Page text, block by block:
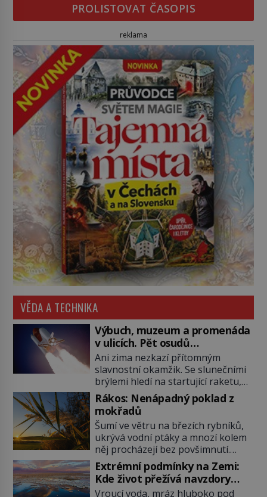
PROLISTOVAT ČASOPIS
reklama
VĚDA A TECHNIKA
Výbuch, muzeum a promenáda
v ulicích. Pět osudů
nejslavnějších raketoplánů
Ani zima nezkazí přítomným
slavnostní okamžik. Se slunečními
brýlemi hledí na startující raketu,
která má do vesmíru vynést kromě
posádky také obyčejnou učitelku.
Po několika sekundách všem
ztuhnou úsměvy, stroj totiž
exploduje. Jejich konstrukce není
z levného kraje, daňové poplatníky
stojí miliardy dolarů. Na druhou
stranu zvládnou jen představitelné
věci. Na malé kousky Název:
Rákos: Nenápadný poklad z
mokřadů
Šumí ve větru na březích rybníků,
ukrývá vodní ptáky a mnozí kolem
něj procházejí bez povšimnutí.
Přesto právě rákos pomáhal stavět
domy, vyrábět lodě, zapisovat první
texty a inspiroval řadu pověstí.
Extrémní podmínky na Zemi:
Kde život přežívá navzdory
všemu
Vroucí voda, mráz hluboko pod